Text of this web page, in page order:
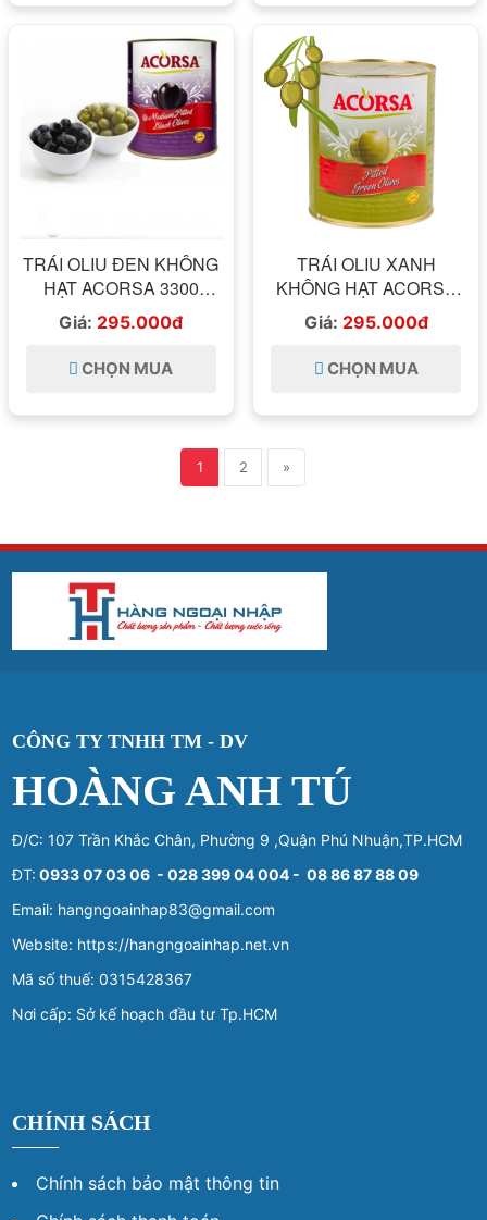
TRÁI OLIU ĐEN KHÔNG
HẠT ACORSA 3300
GRAM
Giá: 295.000đ
CHỌN MUA
TRÁI OLIU XANH
KHÔNG HẠT ACORSA
3300 GRAM
Giá: 295.000đ
CHỌN MUA
1 2 »
CÔNG TY TNHH TM - DV
HOÀNG ANH TÚ
Đ/C: 107 Trần Khắc Chân, Phường 9 ,Quận Phú Nhuận,TP.HCM
ĐT: 0933 07 03 06 - 028 399 04 004 - 08 86 87 88 09
Email: hangngoainhap83@gmail.com
Website: https://hangngoainhap.net.vn
Mã số thuế: 0315428367
Nơi cấp: Sở kế hoạch đầu tư Tp.HCM
CHÍNH SÁCH
Chính sách bảo mật thông tin